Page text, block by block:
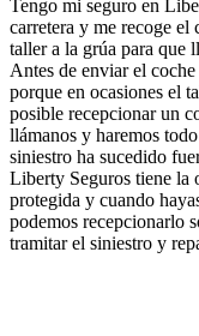
Tengo mi seguro en
carretera y me recoge el
taller a la grúa para que
Antes de enviar el
porque en ocasiones el
posible recepcionar un
llámanos y haremos
siniestro ha sucedido
Liberty Seguros tiene la
protegida y cuando
podemos recepcionarlo
tramitar el siniestro y